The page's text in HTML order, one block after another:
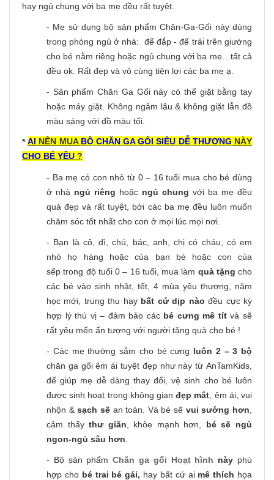
hay ngủ chung với ba mẹ đều rất tuyệt.
- Mẹ sử dụng bộ sản phẩm Chăn-Ga-Gối này dùng
trong phòng ngủ ở nhà: để đắp - để trải trên giường
cho bé nằm riêng hoặc ngủ chung với ba mẹ…tất cả
đều ok. Rất đẹp và vô cùng tiện lợi các ba mẹ ạ.
- Sản phẩm Chăn Ga Gối này có thể giặt bằng tay
hoặc máy giặt. Không ngâm lâu & không giặt lẫn đồ
màu sáng với đồ màu tối.
*AI NÊN MUA BỘ CHĂN GA GỐI SIÊU DỄ THƯƠNG NÀY
CHO BÉ YÊU ?
- Ba mẹ có con nhỏ từ 0 – 16 tuổi mua cho bé dùng
ở nhà ngủ riêng hoặc ngủ chung với ba mẹ đều
quá đẹp và rất tuyệt, bởi các ba mẹ đều luôn muốn
chăm sóc tốt nhất cho con ở mọi lúc mọi nơi.
- Bạn là cô, dì, chú, bác, anh, chị có cháu, có em
nhỏ họ hàng hoặc của bạn bè hoặc con của
sếp trong độ tuổi 0 – 16 tuổi, mua làm quà tặng cho
các bé vào sinh nhật, tết, 4 mùa yêu thương, năm
học mới, trung thu hay bất cứ dịp nào đều cực kỳ
hợp lý thú vị – đảm bảo các bé cưng mê títvà sẽ
rất yêu mến ấn tượng với người tặng quà cho bé !
- Các mẹ thường sắm cho bé cưng luôn 2 – 3 bộ
chăn ga gối êm ái tuyệt đẹp như này từ AnTamKids,
để giúp mẹ dễ dàng thay đổi, vệ sinh cho bé luôn
được sinh hoạt trong không gianđẹp mắt , êm ái, vui
nhộn &sạch sẽ an toàn. Và bé sẽ vui sướng hơn
cảm thấythư giãn , khỏe mạnh hơn, bé sẽ ngủ
ngon-ngủ sâu hơn
- Bộ sản phẩmChăn ga gối Hoạt hình này phù
hợp cho bé trai bé gái, hay bất cứ ai mê thích họa